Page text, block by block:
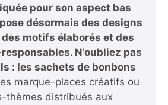
pour son aspect bas
désormais des designs
motifs élaborés et des
N’oubliez pas
: les sachets de bonbons
marque-places créatifs ou
thèmes distribués aux